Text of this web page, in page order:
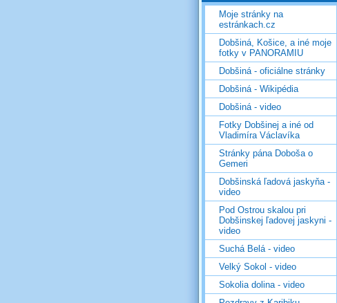
Moje stránky na
estránkach.cz
Dobšiná, Košice, a iné moje
fotky v PANORAMIU
Dobšiná - oficiálne stránky
Dobšiná - Wikipédia
Dobšiná - video
Fotky Dobšinej a iné od
Vladimíra Václavíka
Stránky pána Doboša o
Gemeri
Dobšinská ľadová jaskyňa -
video
Pod Ostrou skalou pri
Dobšinskej ľadovej jaskyni -
video
Suchá Belá - video
Velký Sokol - video
Sokolia dolina - video